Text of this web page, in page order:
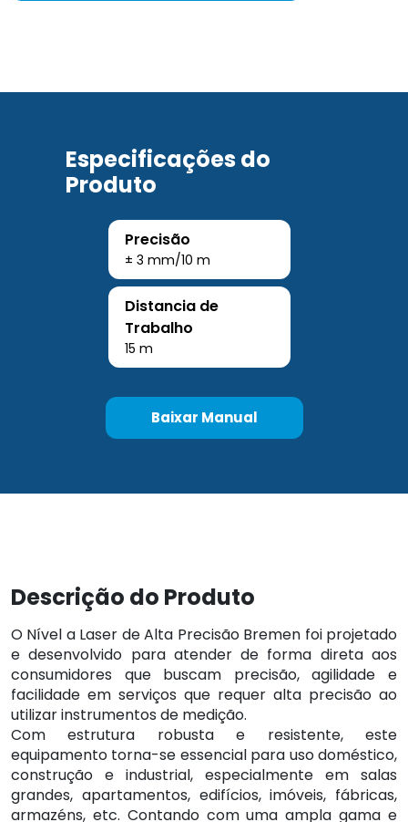
Especificações do
Produto
Precisão
± 3 mm/10 m
Distancia de
Trabalho
15 m
Baixar Manual
Descrição do Produto
O Nível a Laser de Alta Precisão Bremen foi projetado
e desenvolvido para atender de forma direta aos
consumidores que buscam precisão, agilidade e
facilidade em serviços que requer alta precisão ao
utilizar instrumentos de medição.
Com estrutura robusta e resistente, este
equipamento torna-se essencial para uso doméstico,
construção e industrial, especialmente em salas
grandes, apartamentos, edifícios, imóveis, fábricas,
armazéns, etc. Contando com uma ampla gama e